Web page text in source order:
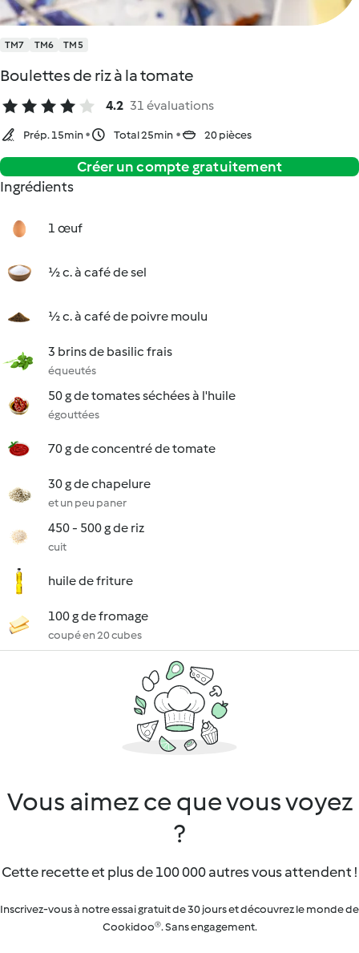
TM7 TM6 TM5
Boulettes de riz à la tomate
4.2 31 évaluations
Prép. 15min Total 25min 20 pièces
Créer un compte gratuitement
Ingrédients
1 œuf
½ c. à café de sel
½ c. à café de poivre moulu
3 brins de basilic frais
équeutés
50 g de tomates séchées à l'huile
égouttées
70 g de concentré de tomate
30 g de chapelure
et un peu paner
450 - 500 g de riz
cuit
huile de friture
100 g de fromage
coupé en 20 cubes
Vous aimez ce que vous voyez
?
Cette recette et plus de 100 000 autres vous attendent !
Inscrivez-vous à notre essai gratuit de 30 jours et découvrez le monde de
Cookidoo®. Sans engagement.